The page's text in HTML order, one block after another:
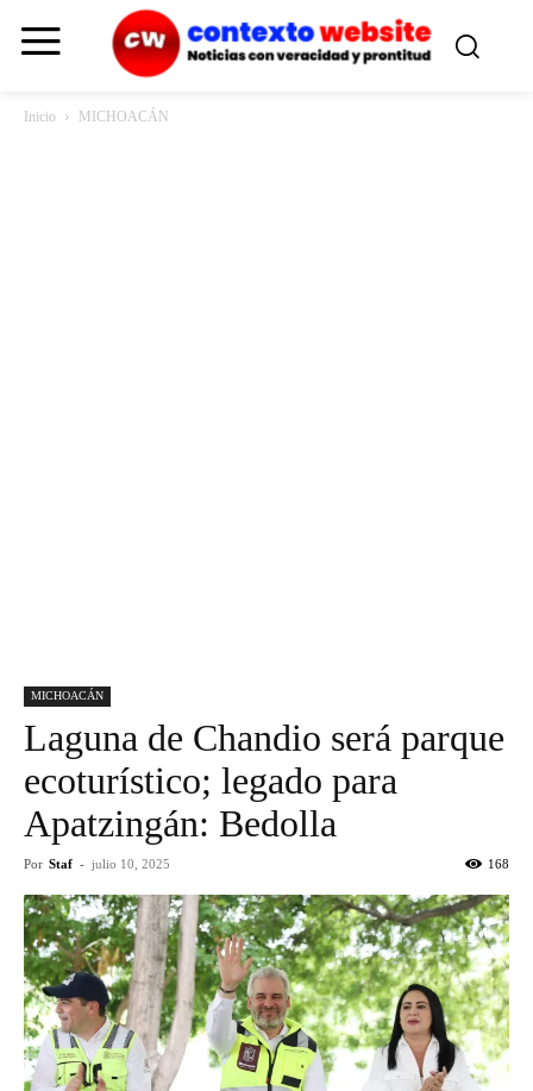
Inicio MICHOACÁN
MICHOACÁN
Laguna de Chandio será parque
ecoturístico; legado para
Apatzingán: Bedolla
Por Staf - julio 10, 2025 168